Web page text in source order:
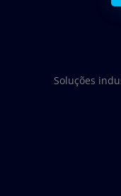
Soluções